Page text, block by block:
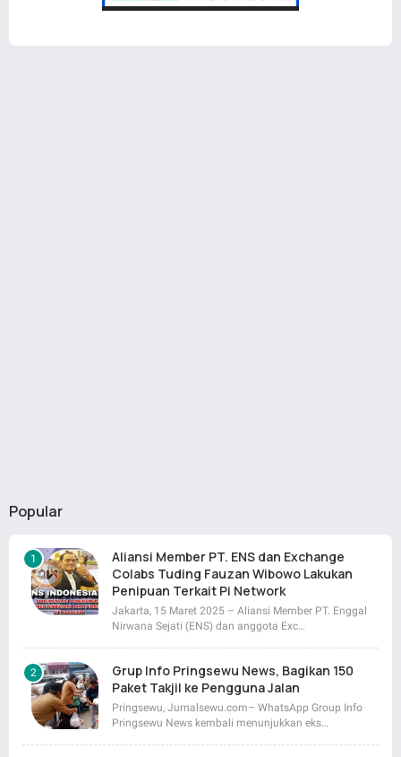
Popular
Aliansi Member PT. ENS dan Exchange
Colabs Tuding Fauzan Wibowo Lakukan
Penipuan Terkait Pi Network
Jakarta, 15 Maret 2025 – Aliansi Member PT. Enggal
Nirwana Sejati (ENS) dan anggota Exc…
Grup Info Pringsewu News, Bagikan 150
Paket Takjil ke Pengguna Jalan
Pringsewu, Jurnalsewu.com– WhatsApp Group Info
Pringsewu News kembali menunjukkan eks…